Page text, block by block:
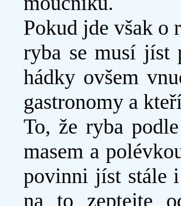
Pokud jde však o
ryba se musí jíst
hádky ovšem
gastronomy a
To, že ryba
masem a
povinni jíst stále
na to zeptejte